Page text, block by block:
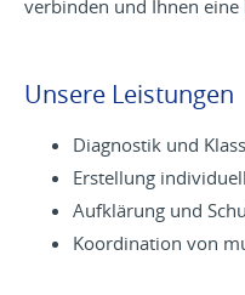
verbinden und Ihnen eine
Unsere Leistungen
Diagnostik und
Erstellung
Aufklärung und
Koordination von